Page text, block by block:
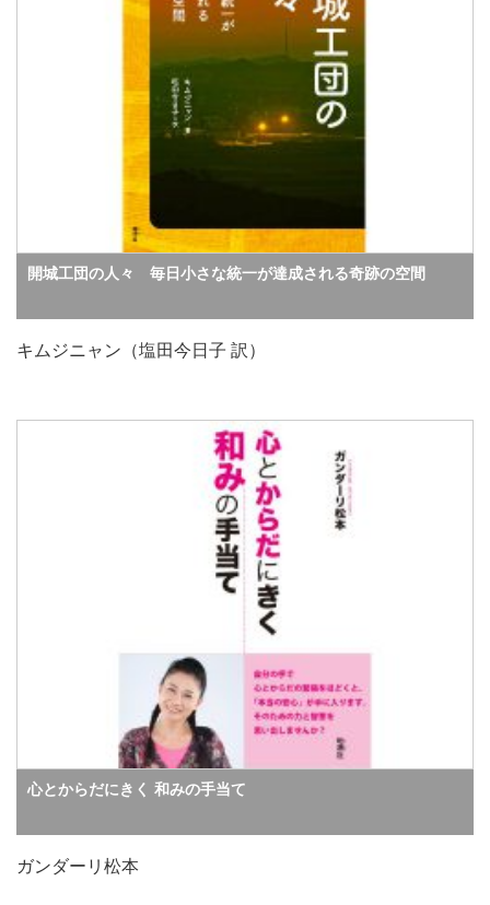
開城工団の人々 毎日小さな統一が達成される奇跡の空間
キムジニャン（塩田今日子 訳）
心とからだにきく 和みの手当て
ガンダーリ松本